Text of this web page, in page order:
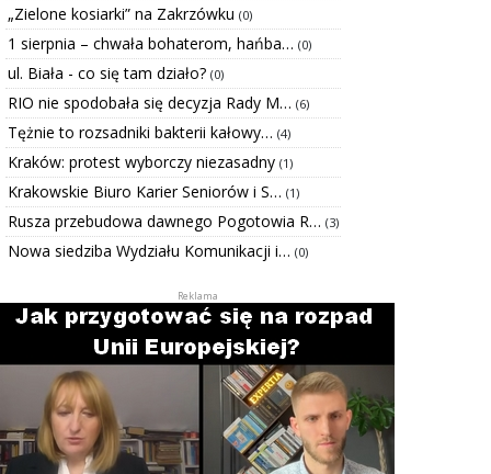
„Zielone kosiarki” na Zakrzówku (0)
1 sierpnia – chwała bohaterom, hańba… (0)
ul. Biała - co się tam działo? (0)
RIO nie spodobała się decyzja Rady M… (6)
Tężnie to rozsadniki bakterii kałowy… (4)
Kraków: protest wyborczy niezasadny (1)
Krakowskie Biuro Karier Seniorów i S… (1)
Rusza przebudowa dawnego Pogotowia R… (3)
Nowa siedziba Wydziału Komunikacji i… (0)